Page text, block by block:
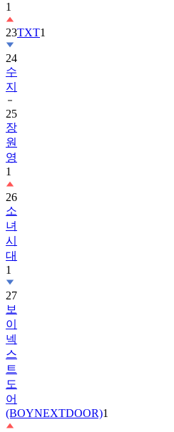
1
23TXT1
24
수
지
25
장
원
영
1
26
소
녀
시
대
1
27
보
이
넥
스
트
도
어
(BOYNEXTDOOR)1